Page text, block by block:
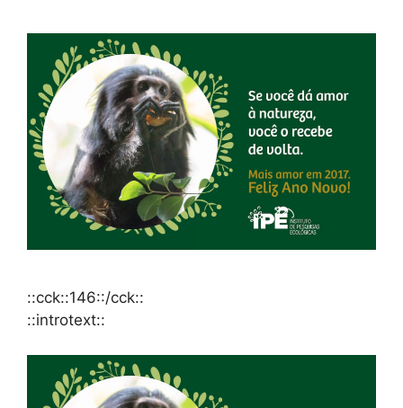
::cck::146::/cck::
::introtext::